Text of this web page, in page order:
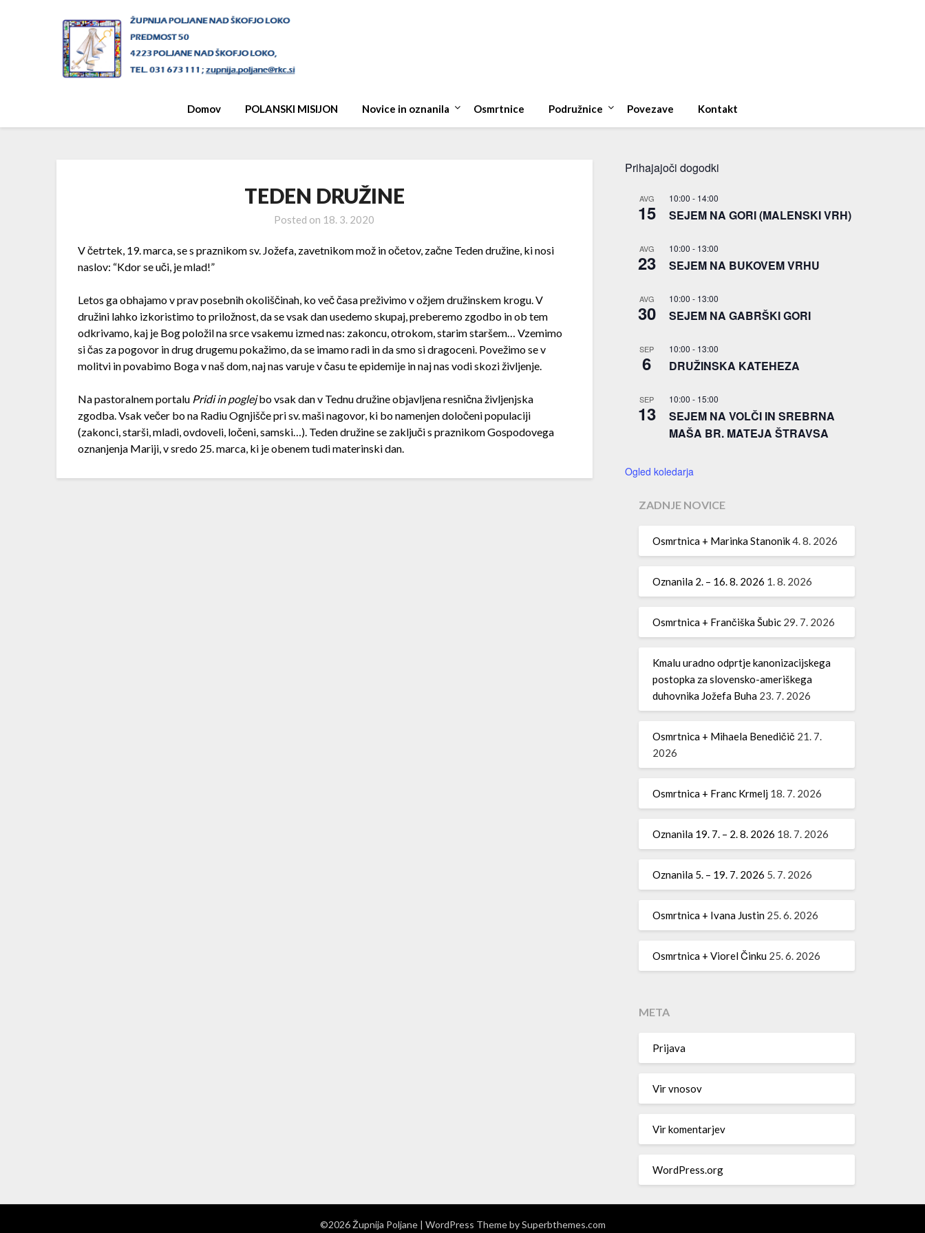
Domov POLANSKI MISIJON Novice in oznanila Osmrtnice Podružnice Povezave Kontakt
TEDEN DRUŽINE
Posted on 18. 3. 2020
V četrtek, 19. marca, se s praznikom sv. Jožefa, zavetnikom mož in očetov, začne Teden družine, ki nosi
naslov: “Kdor se uči, je mlad!”
Letos ga obhajamo v prav posebnih okoliščinah, ko več časa preživimo v ožjem družinskem krogu. V
družini lahko izkoristimo to priložnost, da se vsak dan usedemo skupaj, preberemo zgodbo in ob tem
odkrivamo, kaj je Bog položil na srce vsakemu izmed nas: zakoncu, otrokom, starim staršem… Vzemimo
si čas za pogovor in drug drugemu pokažimo, da se imamo radi in da smo si dragoceni. Povežimo se v
molitvi in povabimo Boga v naš dom, naj nas varuje v času te epidemije in naj nas vodi skozi življenje.
Na pastoralnem portalu Pridi in poglejbo vsak dan v Tednu družine objavljena resnična življenjska
zgodba. Vsak večer bo na Radiu Ognjišče pri sv. maši nagovor, ki bo namenjen določeni populaciji
(zakonci, starši, mladi, ovdoveli, ločeni, samski…). Teden družine se zaključi s praznikom Gospodovega
oznanjenja Mariji, v sredo 25. marca, ki je obenem tudi materinski dan.
Prihajajoči dogodki
AVG
15
10:00 - 14:00
SEJEM NA GORI (MALENSKI VRH)
AVG
23
10:00 - 13:00
SEJEM NA BUKOVEM VRHU
AVG
30
10:00 - 13:00
SEJEM NA GABRŠKI GORI
SEP
6
10:00 - 13:00
DRUŽINSKA KATEHEZA
SEP
13
10:00 - 15:00
SEJEM NA VOLČI IN SREBRNA
MAŠA BR. MATEJA ŠTRAVSA
Ogled koledarja
ZADNJE NOVICE
Osmrtnica + Marinka Stanonik4. 8. 2026
Oznanila 2. – 16. 8. 2026 1. 8. 2026
Osmrtnica + Frančiška Šubic 29. 7. 2026
Kmalu uradno odprtje kanonizacijskega
postopka za slovensko-ameriškega
duhovnika Jožefa Buha 23. 7. 2026
Osmrtnica + Mihaela Benedičič 21. 7.
2026
Osmrtnica + Franc Krmelj 18. 7. 2026
Oznanila 19. 7. – 2. 8. 2026 18. 7. 2026
Oznanila 5. – 19. 7. 2026 5. 7. 2026
Osmrtnica + Ivana Justin 25. 6. 2026
Osmrtnica + Viorel Činku 25. 6. 2026
META
Prijava
Vir vnosov
Vir komentarjev
WordPress.org
©2026 Župnija Poljane | WordPress Theme bySuperbthemes.com